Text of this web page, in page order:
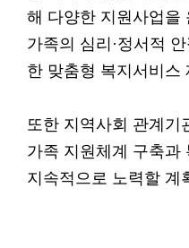
해 다양한 지원사업을
가족의 심리·정서적
한 맞춤형 복지서비스
또한 지역사회 관계기
가족 지원체계 구축과
지속적으로 노력할 계